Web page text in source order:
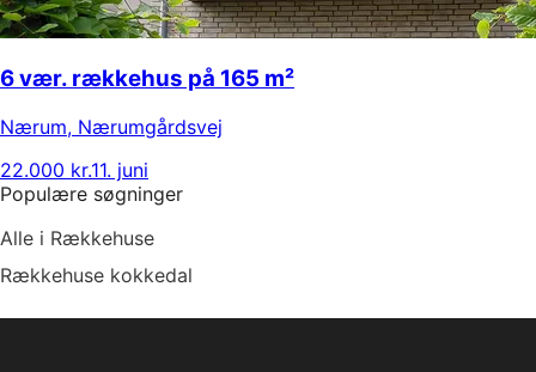
6 vær. rækkehus på 165 m²
Nærum, Nærumgårdsvej
22.000 kr.11. juni
Populære søgninger
Alle i Rækkehuse
Rækkehuse kokkedal